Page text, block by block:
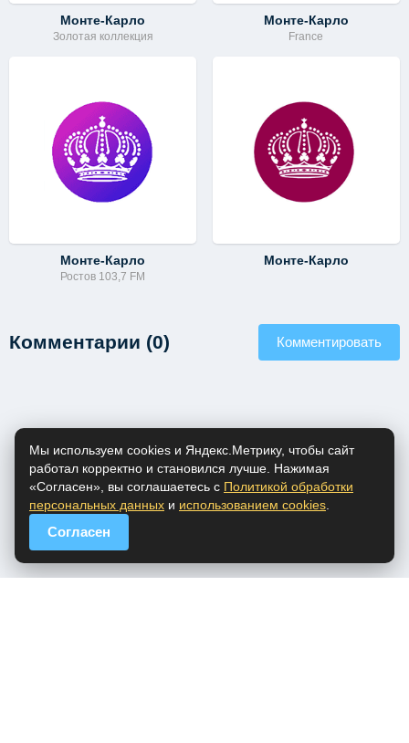
Монте-Карло
Золотая коллекция
Монте-Карло
France
Монте-Карло
Ростов 103,7 FM
Монте-Карло
Комментарии (0) Комментировать
Мы используем cookies и Яндекс.Метрику, чтобы сайт
работал корректно и становился лучше. Нажимая
«Согласен», вы соглашаетесь с Политикой обработки
персональных данных и использованием cookies
Согласен